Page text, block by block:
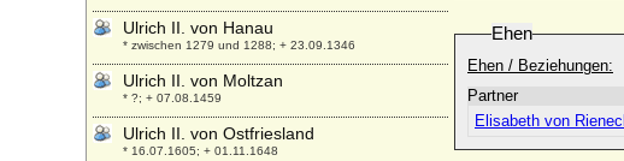
Ehen
Ehen / Beziehungen:
Partner
Elisabeth von
Ulrich II. von Hanau
* zwischen 1279 und 1288; + 23.09.1346
Ulrich II. von Moltzan
* ?; + 07.08.1459
Ulrich II. von Ostfriesland
* 16.07.1605; + 01.11.1648